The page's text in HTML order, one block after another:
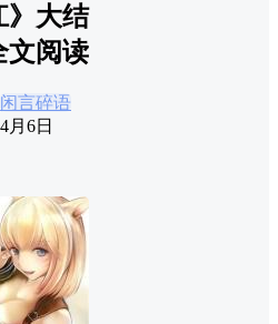
》大结
文阅读
闲言碎语
4月6日